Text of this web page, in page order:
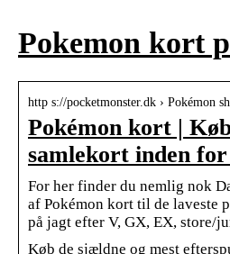
Pokemon kort
http s://pocketmonster.dk › Pokémon
Pokémon kort |
samlekort inden
For her finder du nemlig nok
af Pokémon kort til de laveste
på jagt efter V, GX, EX, store/
Køb de sjældne og mest